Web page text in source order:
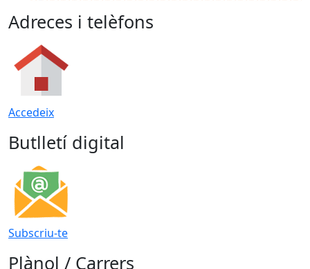
Adreces i telèfons
Accedeix
Butlletí digital
Subscriu-te
Plànol / Carrers